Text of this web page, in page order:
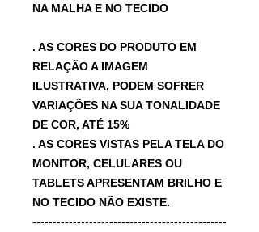
NA MALHA E NO TECIDO
. AS CORES DO PRODUTO EM
RELAÇÃO A IMAGEM
ILUSTRATIVA, PODEM SOFRER
VARIAÇÕES NA SUA TONALIDADE
DE COR, ATÉ 15%
. AS CORES VISTAS PELA TELA DO
MONITOR, CELULARES OU
TABLETS APRESENTAM BRILHO E
NO TECIDO NÃO EXISTE.
------------------------------------------------